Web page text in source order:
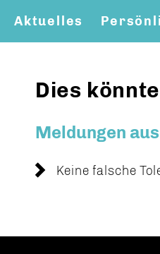
Aktuelles
Dies
Meldungen
Keine falsche